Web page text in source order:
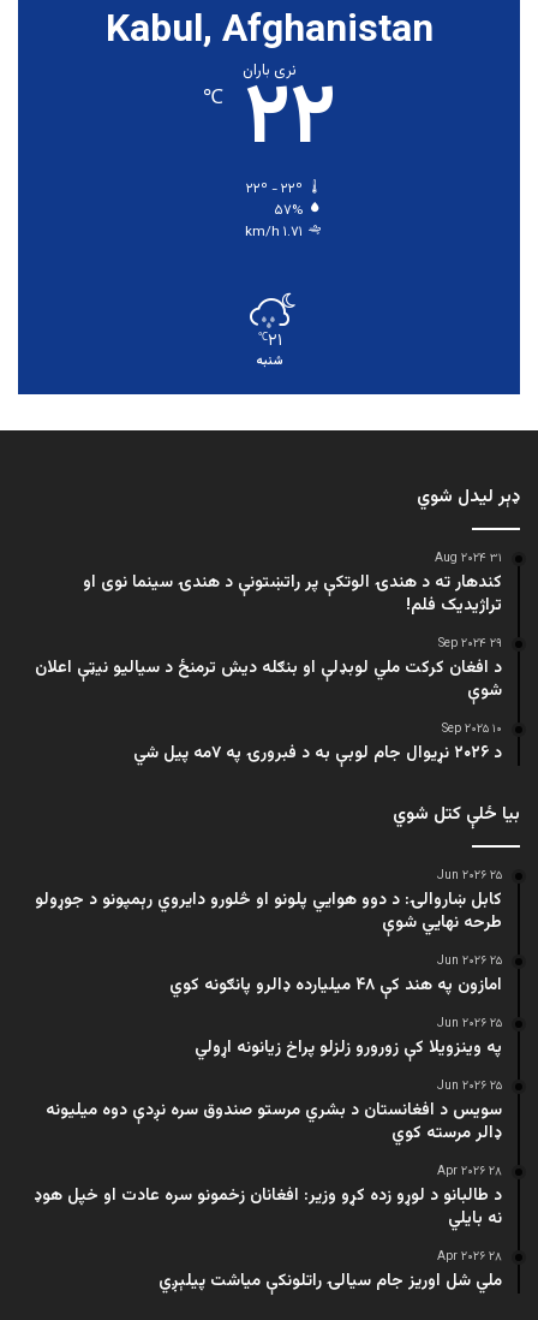
Kabul, Afghanistan
نری باران
۲۲ ℃
۵۷%
۱.۷۱ km/h
۲۱℃
شنبه
ډېر لیدل شوي
۳۱ Aug ۲۰۲۴
کندهار ته د هندۍ الوتکې پر راتښتونې د هندۍ سینما نوی او
تراژيديک فلم!
۲۹ Sep ۲۰۲۴
د افغان کرکت ملي لوبډلې او بنګله دیش ترمنځ د سیالیو نیټې اعلان
شوې
۱۰ Sep ۲۰۲۵
د ۲۰۲۶ نړیوال جام لوبې به د فبرورۍ په ۷مه پیل شي
بیا ځلې کتل شوي
۲۵ Jun ۲۰۲۶
کابل ښاروالۍ: د دوو هوايي پلونو او څلورو دایروي رېمپونو د جوړولو
طرحه نهایي شوې
۲۵ Jun ۲۰۲۶
امازون په هند کې ۴۸ میلیارده ډالرو پانګونه کوي
۲۵ Jun ۲۰۲۶
په وینزویلا کې زورورو زلزلو پراخ زیانونه اړولي
۲۵ Jun ۲۰۲۶
سویس د افغانستان د بشري مرستو صندوق سره نږدې دوه میلیونه
ډالر مرسته کوي
۲۸ Apr ۲۰۲۶
د طالبانو د لوړو زده کړو وزیر: افغانان زخمونو سره عادت او خپل هوډ
نه بایلي
۲۸ Apr ۲۰۲۶
ملي شل اوریز جام سیالۍ راتلونکې میاشت پیلېږي